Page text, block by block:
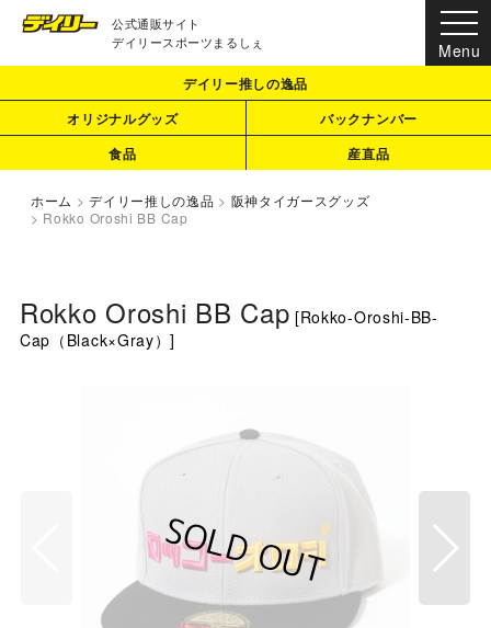
公式通販サイト
デイリースポーツまるしぇ
デイリー推しの逸品
オリジナルグッズ
バックナンバー
食品
産直品
ホーム > デイリー推しの逸品 > 阪神タイガースグッズ
> Rokko Oroshi BB Cap
Rokko Oroshi BB Cap [Rokko-Oroshi-BB-
Cap（Black×Gray）]